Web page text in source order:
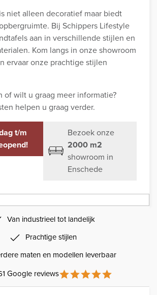
niet alleen decoratief maar biedt
Bij Schippers Lifestyle
aan in verschillende stijlen en
Kom langs in onze showroom
ervaar onze prachtige stijlen
of wilt u graag meer informatie?
helpen u graag verder.
t/m
Bezoek onze
2000 m2
showroom in
Enschede
Van industrieel tot landelijk
Prachtige stijlen
maten en modellen leverbaar
Google reviews